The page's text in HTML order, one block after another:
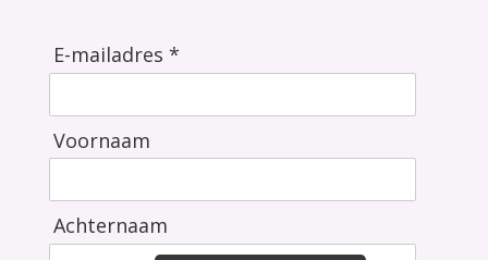
E-mailadres *
Voornaam
Achternaam